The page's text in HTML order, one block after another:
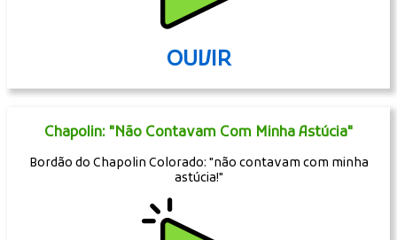
OUVIR
Chapolin: "Não Contavam Com Minha Astúcia"
Bordão do Chapolin Colorado: "não contavam com minha
astúcia!"